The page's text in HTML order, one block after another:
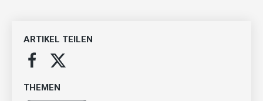
ARTIKEL TEILEN
THEMEN